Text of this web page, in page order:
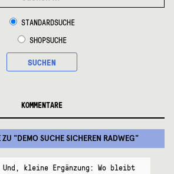
STANDARDSUCHE
SHOPSUCHE
SUCHEN
KOMMENTARE
ZU "DEMO SUCHE SICHEREN RADWEG"
Und, kleine Ergänzung: Wo bleibt